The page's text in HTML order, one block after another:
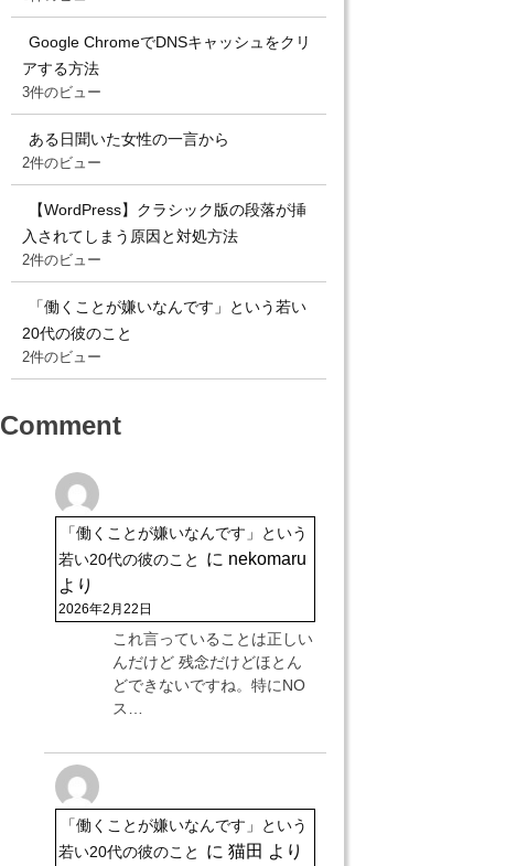
Google ChromeでDNSキャッシュをクリ
アする方法
3件のビュー
ある日聞いた女性の一言から
2件のビュー
【WordPress】クラシック版の段落が挿
入されてしまう原因と対処方法
2件のビュー
「働くことが嫌いなんです」という若い
20代の彼のこと
2件のビュー
Comment
「働くことが嫌いなんです」という
若い20代の彼のこと
に nekomaru
より
2026年2月22日
これ言っていることは正しい
んだけど 残念だけどほとん
どできないですね。特にNO
ス…
「働くことが嫌いなんです」という
若い20代の彼のこと
に 猫田 より